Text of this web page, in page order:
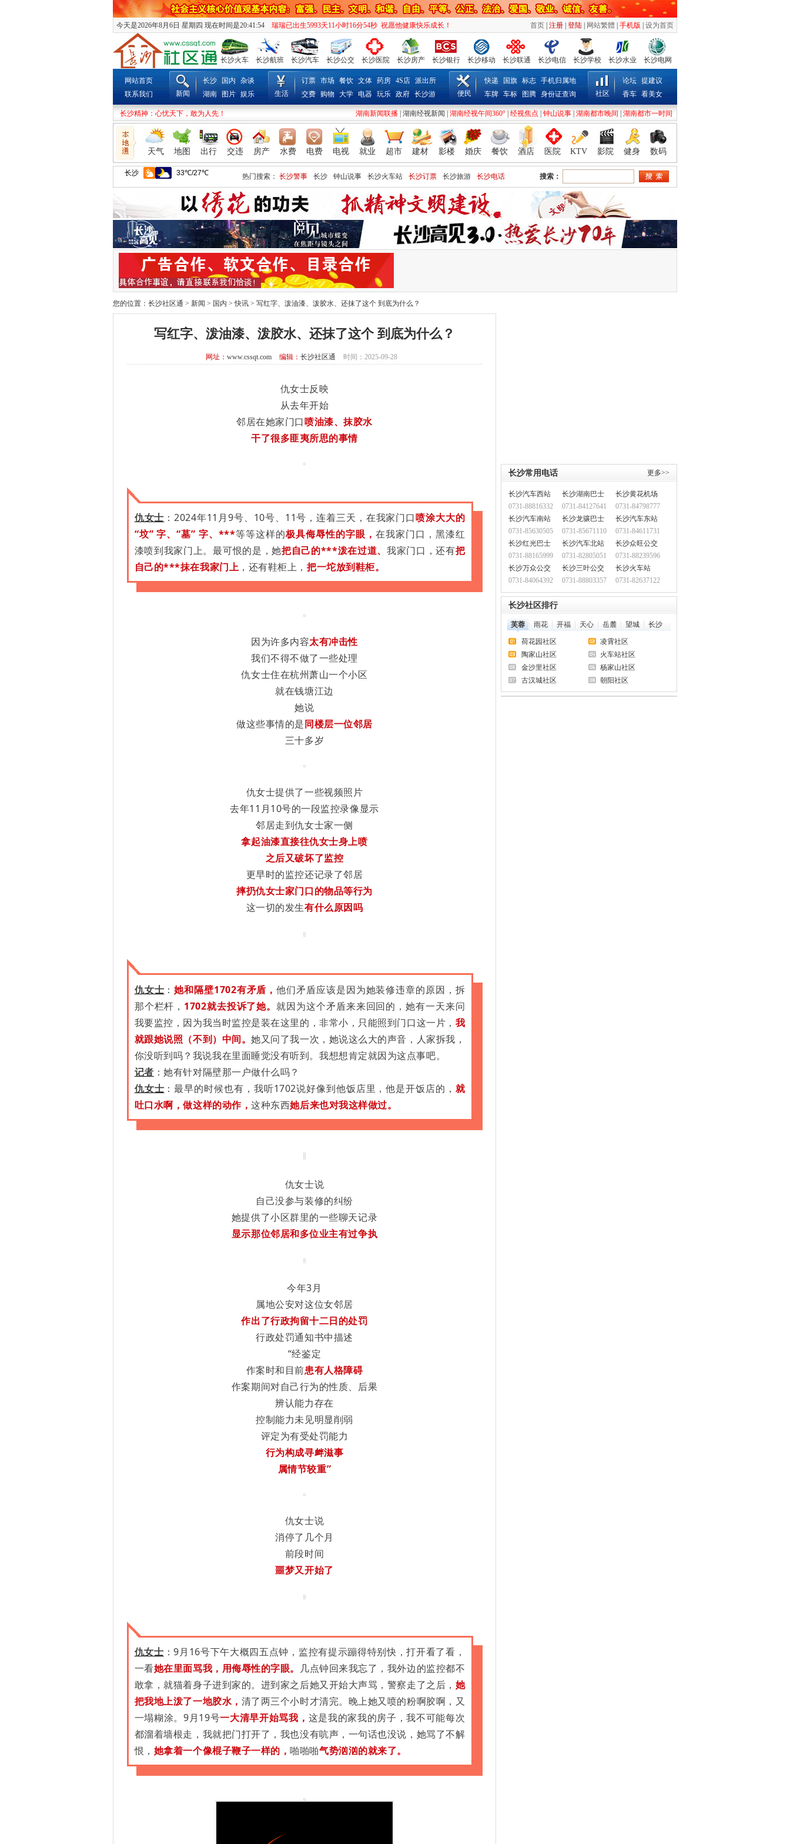
首页 注册 登陆 网站繁體 手机版 设为首页
今天是2026年8月6日 星期四 现在时间是20:41:55 瑞瑞已出生5993天11小时16分55秒 祝愿他健康快乐成长！
长沙火车 长沙航班 长沙汽车 长沙公交 长沙医院 长沙房产 长沙银行 长沙移动 长沙联通 长沙电信 长沙学校 长沙水业 长沙电网
网站首页
联系我们
新闻
长沙 国内
杂谈
湖南
图片 娱乐 生活
订票 市场 餐饮 文体 药房 4S店 派出所
交费
购物 大学 电器 玩乐 政府 长沙游 便民
快递 国旗 标志 手机归属地
车牌 车标 图腾 身份证查询 社区
论坛 提建议
香车 看美女
长沙精神：心忧天下，敢为人先！ 湖南新闻联播 湖南经视新闻 湖南经视午间360° 经视焦点 钟山说事 湖南都市晚间 湖南都市一时间
天气 地图 出行 交违 房产 水费 电费 电视 就业 超市 建材 影楼 婚庆 餐饮 酒店 医院 KTV 影院 健身 数码
搜索：
热门搜索： 长沙警事 长沙 钟山说事 长沙火车站 长沙订票 长沙旅游 长沙电话
您的位置： 长沙社区通 > 新闻 > 国内 >快讯 > 写红字、泼油漆、泼胶水、还抹了这个 到底为什么？
写红字、泼油漆、泼胶水、还抹了这个 到底为什么？
网址： www.cssqt.com 编辑： 长沙社区通 时间：2025-09-28
仇女士反映
从去年开始
邻居在她家门口喷油漆、抹胶水
干了很多匪夷所思的事情
仇女士 ：2024年11月9号、10号、11号，连着三天，在我家门口喷涂大大的
“坟” 字、“墓” 字、***等等这样的极具侮辱性的字眼， 在我家门口，黑漆红
漆喷到我家门上。最可恨的是，她把自己的***泼在过道、 我家门口，还有把
自己的***抹在我家门上 ，还有鞋柜上，把一坨放到鞋柜。
因为许多内容太有冲击性
我们不得不做了一些处理
仇女士住在杭州萧山一个小区
就在钱塘江边
她说
做这些事情的是同楼层一位邻居
三十多岁
仇女士提供了一些视频照片
去年11月10号的一段监控录像显示
邻居走到仇女士家一侧
拿起油漆直接往仇女士身上喷
之后又破坏了监控
更早时的监控还记录了邻居
摔扔仇女士家门口的物品等行为
这一切的发生有什么原因吗
仇女士 ：她和隔壁1702有矛盾，他们矛盾应该是因为她装修违章的原因，拆
那个栏杆， 1702就去投诉了她。就因为这个矛盾来来回回的，她有一天来问
我要监控，因为我当时监控是装在这里的，非常小，只能照到门口这一片， 我
就跟她说照（不到）中间。她又问了我一次，她说这么大的声音，人家拆我，
你没听到吗？我说我在里面睡觉没有听到。我想想肯定就因为这点事吧。
记者 ：她有针对隔壁那一户做什么吗？
仇女士 ：最早的时候也有，我听1702说好像到他饭店里，他是开饭店的， 就
吐口水啊，做这样的动作，这种东西她后来也对我这样做过。
仇女士说
自己没参与装修的纠纷
她提供了小区群里的一些聊天记录
显示那位邻居和多位业主有过争执
今年3月
属地公安对这位女邻居
作出了行政拘留十二日的处罚
行政处罚通知书中描述
“经鉴定
作案时和目前患有人格障碍
作案期间对自己行为的性质、后果
辨认能力存在
控制能力未见明显削弱
评定为有受处罚能力
行为构成寻衅滋事
属情节较重”
仇女士说
消停了几个月
前段时间
噩梦又开始了
仇女士 ：9月16号下午大概四五点钟，监控有提示蹦得特别快，打开看了看，
一看她在里面骂我，用侮辱性的字眼。 几点钟回来我忘了，我外边的监控都不
敢拿，就猫着身子进到家的。进到家之后她又开始大声骂，警察走了之后， 她
把我地上泼了一地胶水， 清了两三个小时才清完。晚上她又喷的粉啊胶啊，又
一塌糊涂。9月19号一大清早开始骂我， 这是我的家我的房子，我不可能每次
都溜着墙根走，我就把门打开了，我也没有吭声，一句话也没说，她骂了不解
恨， 她拿着一个像棍子鞭子一样的，啪啪啪气势汹汹的就来了。
更多>>
长沙常用电话
长沙汽车西站
0731-88816332
长沙湖南巴士
0731-84127641
长沙黄花机场
0731-84798777
长沙汽车南站
0731-85630505
长沙龙骧巴士
0731-85671110
长沙汽车东站
0731-84611731
长沙红光巴士
0731-88165999
长沙汽车北站
0731-82805051
长沙众旺公交
0731-88239596
长沙万众公交
0731-84064392
长沙三叶公交
0731-88803357
长沙火车站
0731-82637122
长沙社区排行
芙蓉 雨花 开福 天心 岳麓 望城 长沙
荷花园社区
凌霄社区
陶家山社区
火车站社区
金沙里社区
杨家山社区
古汉城社区
朝阳社区